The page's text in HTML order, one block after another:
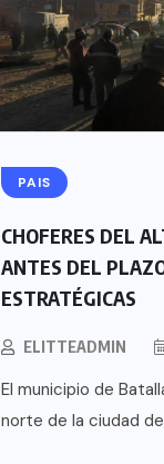
PAIS
CHOFERES DEL
ANTES DEL
ESTRATÉGICAS
ELITTEADMIN
El municipio de
norte de la ciudad